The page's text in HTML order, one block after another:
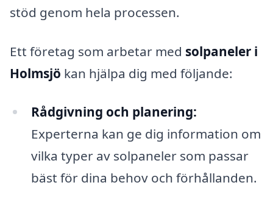
stöd genom hela processen.
Ett företag som arbetar med solpaneler i
Holmsjö kan hjälpa dig med följande:
Rådgivning och planering:
Experterna kan ge dig information om
vilka typer av solpaneler som passar
bäst för dina behov och förhållanden.